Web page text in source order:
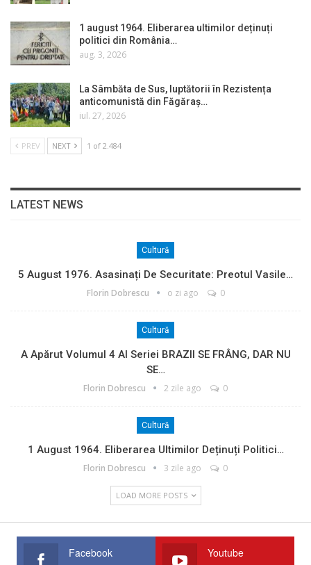
1 august 1964. Eliberarea ultimilor deținuți
politici din România…
aug. 3, 2026
La Sâmbăta de Sus, luptătorii în Rezistența
anticomunistă din Făgăraș…
iul. 27, 2026
PREV NEXT 1 of 2.484
LATEST NEWS
Cultură
5 August 1976. Asasinați De Securitate: Preotul Vasile…
Florin Dobrescu o zi ago 0
Cultură
A Apărut Volumul 4 Al Seriei BRAZII SE FRÂNG, DAR NU
SE…
Florin Dobrescu 2 zile ago 0
Cultură
1 August 1964. Eliberarea Ultimilor Deținuți Politici…
Florin Dobrescu 3 zile ago 0
LOAD MORE POSTS
Facebook Youtube